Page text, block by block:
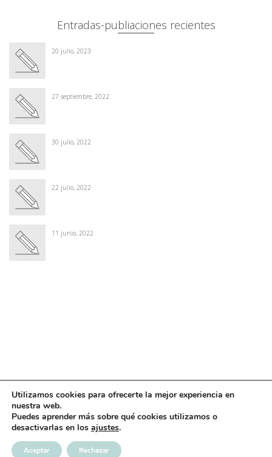
Entradas-publiaciones recientes
20 julio, 2023
27 septiembre, 2022
30 julio, 2022
22 julio, 2022
11 junio, 2022
© 2026 - WordPress Theme byKadence Themes
Utilizamos cookies para ofrecerte la mejor experiencia en
nuestra web.
Puedes aprender más sobre qué cookies utilizamos o
desactivarlas en los ajustes.
Aceptar Rechazar